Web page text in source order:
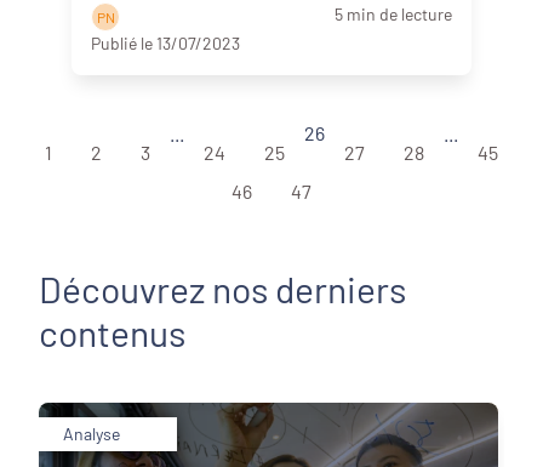
P N
5 min de lecture
Publié le 13/07/2023
1 2 3
24
25
26
27
28
45
46
47
Découvrez nos derniers
contenus
Analyse